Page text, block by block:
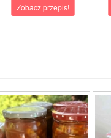
Zobacz przepis!